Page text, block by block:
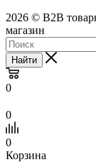
2026 © B2B
магазин
Найти
0
0
0
Корзина